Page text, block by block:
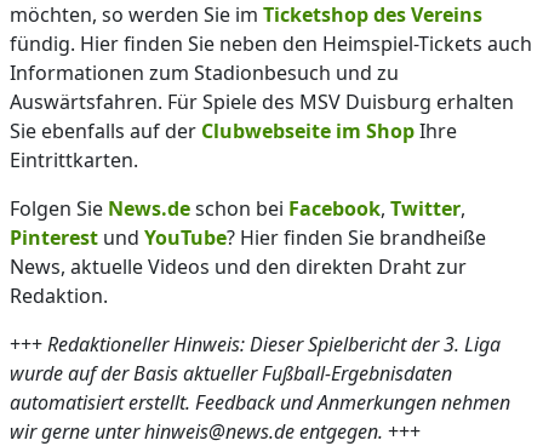
möchten, so werden Sie im Ticketshop des Vereins
fündig. Hier finden Sie neben den Heimspiel-Tickets auch
Informationen zum Stadionbesuch und zu
Auswärtsfahren. Für Spiele des MSV Duisburg erhalten
Sie ebenfalls auf der Clubwebseite im ShopIhre
Eintrittkarten.
Folgen Sie News.deschon bei Facebook, Twitter,
Pinterest und YouTube? Hier finden Sie brandheiße
News, aktuelle Videos und den direkten Draht zur
Redaktion.
+++Redaktioneller Hinweis: Dieser Spielbericht der 3. Liga
wurde auf der Basis aktueller Fußball-Ergebnisdaten
automatisiert erstellt. Feedback und Anmerkungen nehmen
wir gerne unter hinweis@news.de entgegen. +++